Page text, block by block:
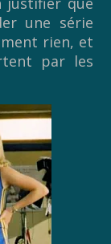
une série
rien, et
par les